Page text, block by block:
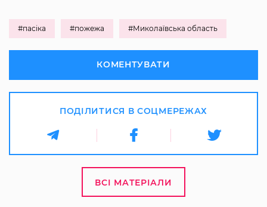
#пасіка #пожежа #Миколаївська область
КОМЕНТУВАТИ
ПОДІЛИТИСЯ В СОЦМЕРЕЖАХ
ВСІ МАТЕРІАЛИ